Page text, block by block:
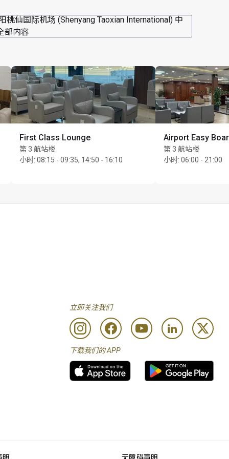
桃仙国际机场 (Shenyang Taoxian International) 中
部内容
First Class Lounge
第 3 航站楼
小时: 08:15 - 09:35, 14:50 - 16:10
Airport Easy
第 3 航站楼
小时: 06:00 - 21:00
立即关注我们
下载我们的 APP